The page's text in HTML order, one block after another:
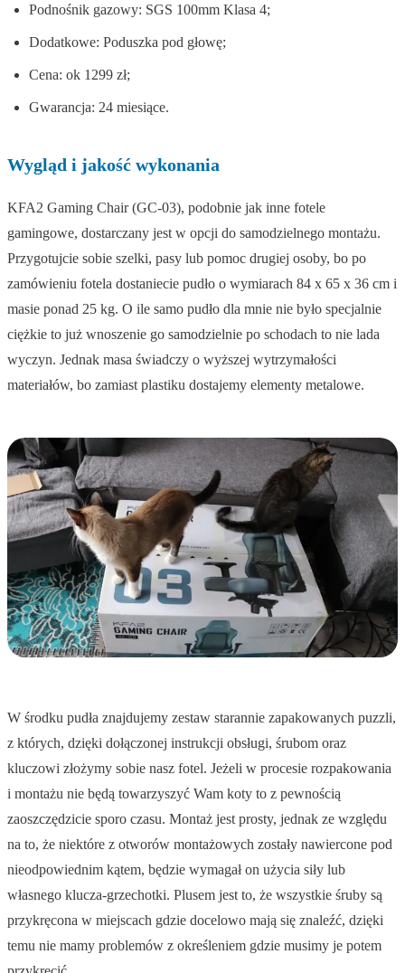
Podnośnik gazowy: SGS 100mm Klasa 4;
Dodatkowe: Poduszka pod głowę;
Cena: ok 1299 zł;
Gwarancja: 24 miesiące.
Wygląd i jakość wykonania
KFA2 Gaming Chair (GC-03), podobnie jak inne fotele
gamingowe, dostarczany jest w opcji do samodzielnego montażu.
Przygotujcie sobie szelki, pasy lub pomoc drugiej osoby, bo po
zamówieniu fotela dostaniecie pudło o wymiarach 84 x 65 x 36 cm i
masie ponad 25 kg. O ile samo pudło dla mnie nie było specjalnie
ciężkie to już wnoszenie go samodzielnie po schodach to nie lada
wyczyn. Jednak masa świadczy o wyższej wytrzymałości
materiałów, bo zamiast plastiku dostajemy elementy metalowe.
W środku pudła znajdujemy zestaw starannie zapakowanych puzzli,
z których, dzięki dołączonej instrukcji obsługi, śrubom oraz
kluczowi złożymy sobie nasz fotel. Jeżeli w procesie rozpakowania
i montażu nie będą towarzyszyć Wam koty to z pewnością
zaoszczędzicie sporo czasu. Montaż jest prosty, jednak ze względu
na to, że niektóre z otworów montażowych zostały nawiercone pod
nieodpowiednim kątem, będzie wymagał on użycia siły lub
własnego klucza-grzechotki. Plusem jest to, że wszystkie śruby są
przykręcona w miejscach gdzie docelowo mają się znaleźć, dzięki
temu nie mamy problemów z określeniem gdzie musimy je potem